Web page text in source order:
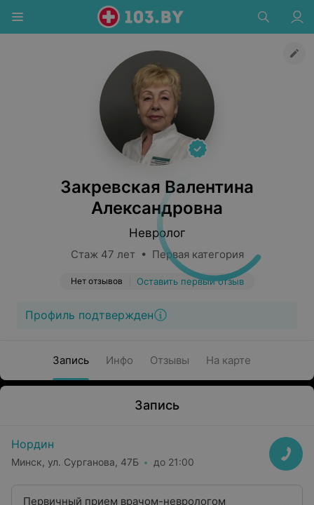
Закревская Валентина
Александровна
Невролог
Стаж 47 лет • Первая категория
Нет отзывов Оставить первый отзыв
Профиль подтвержден
Запись Инфо Отзывы На карте
Запись
Нордин
Минск, ул. Сурганова, 47Б до 21:00
Первичный прием врачом-неврологом